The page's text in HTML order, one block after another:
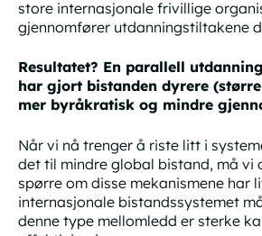
store internasjonale frivillige
gjennomfører utdanningstiltakene
Resultatet? En parallell
har gjort bistanden dyrere
mer byråkratisk og mindre
Når vi nå trenger å riste litt i
det til mindre global bistand, må vi
spørre om disse mekanismene har
internasjonale bistandssystemet
denne type mellomledd er sterke